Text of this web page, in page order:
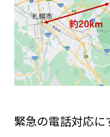
緊急の電話対応に